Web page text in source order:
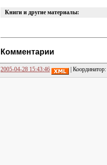
Книги и другие материалы:
Комментарии
2005-04-28 15:43:46 | Координатор: